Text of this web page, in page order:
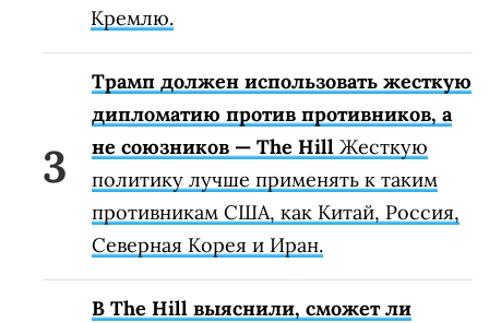
Кремлю.
Трамп должен использовать жесткую
дипломатию против противников, а
не союзников — The Hill Жесткую
политику лучше применять к таким
противникам США, как Китай, Россия,
Северная Корея и Иран.
В The Hill выяснили, сможет ли